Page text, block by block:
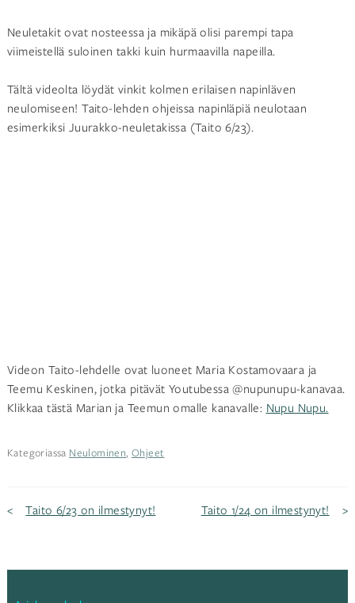
Neuletakit ovat nosteessa ja mikäpä olisi parempi tapa
viimeistellä suloinen takki kuin hurmaavilla napeilla.
Tältä videolta löydät vinkit kolmen erilaisen napinläven
neulomiseen! Taito-lehden ohjeissa napinläpiä neulotaan
esimerkiksi Juurakko-neuletakissa (Taito 6/23).
AcceptToiminnallisetcookies to view the content.
Videon Taito-lehdelle ovat luoneet Maria Kostamovaara ja
Teemu Keskinen, jotka pitävät Youtubessa @nupunupu-kanavaa.
Klikkaa tästä Marian ja Teemun omalle kanavalle: Nupu Nupu.
Kategoriassa Neulominen, Ohjeet
Artikkelien
selaus
Taito 6/23 on ilmestynyt! Taito 1/24 on ilmestynyt!